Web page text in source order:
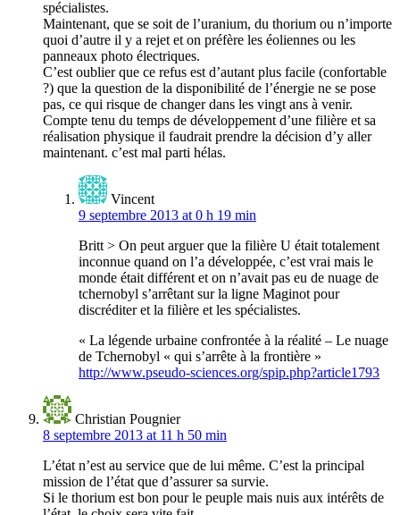
spécialistes.
Maintenant, que se soit de l’uranium, du thorium ou n’importe
quoi d’autre il y a rejet et on préfère les éoliennes ou les
panneaux photo électriques.
C’est oublier que ce refus est d’autant plus facile (confortable
?) que la question de la disponibilité de l’énergie ne se pose
pas, ce qui risque de changer dans les vingt ans à venir.
Compte tenu du temps de développement d’une filière et sa
réalisation physique il faudrait prendre la décision d’y aller
maintenant. c’est mal parti hélas.
Vincent
9 septembre 2013 at 0 h 19 min
Britt > On peut arguer que la filière U était totalement
inconnue quand on l’a développée, c’est vrai mais le
monde était différent et on n’avait pas eu de nuage de
tchernobyl s’arrêtant sur la ligne Maginot pour
discréditer et la filière et les spécialistes.
« La légende urbaine confrontée à la réalité – Le nuage
de Tchernobyl « qui s’arrête à la frontière »
http://www.pseudo-sciences.org/spip.php?article1793
Christian Pougnier
8 septembre 2013 at 11 h 50 min
L’état n’est au service que de lui même. C’est la principal
mission de l’état que d’assurer sa survie.
Si le thorium est bon pour le peuple mais nuis aux intérêts de